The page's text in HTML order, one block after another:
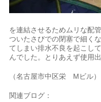
を連結させるためムリな配
ついたさびでの閉塞で細く
てしまい排水不良を起こし
んでした。とりあえず使用
（名古屋市中区栄 Mビル）
関連ブログ：